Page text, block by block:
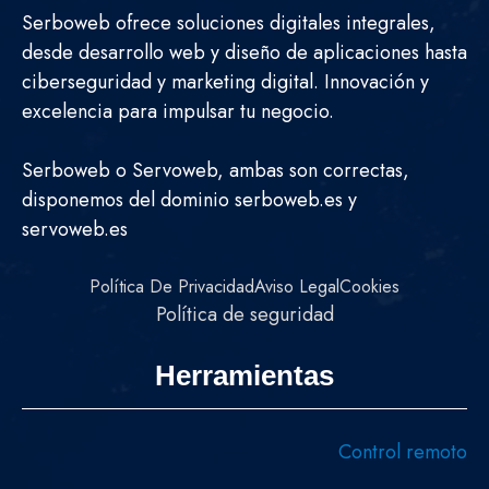
Serboweb ofrece soluciones digitales integrales,
desde desarrollo web y diseño de aplicaciones hasta
ciberseguridad y marketing digital. Innovación y
excelencia para impulsar tu negocio.
Serboweb o Servoweb, ambas son correctas,
disponemos del dominio serboweb.es y
servoweb.es
Política De PrivacidadAviso LegalCookies
Política de seguridad
Herramientas
Control remoto